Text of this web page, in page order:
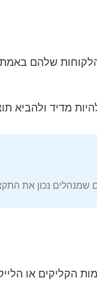
שלהם
מדיד ולהביא
שמנהלים נכון את
הקליקים או